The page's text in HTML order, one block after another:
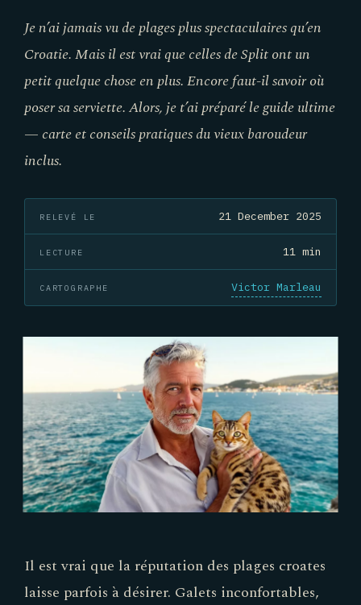
Je n’ai jamais vu de plages plus spectaculaires qu’en
Croatie. Mais il est vrai que celles de Split ont un
petit quelque chose en plus. Encore faut-il savoir où
poser sa serviette. Alors, je t’ai préparé le guide ultime
— carte et conseils pratiques du vieux baroudeur
inclus.
RELEVÉ LE 21 December 2025
LECTURE 11 min
CARTOGRAPHE Victor Marleau
Il est vrai que la réputation des plages croates
laisse parfois à désirer. Galets inconfortables,